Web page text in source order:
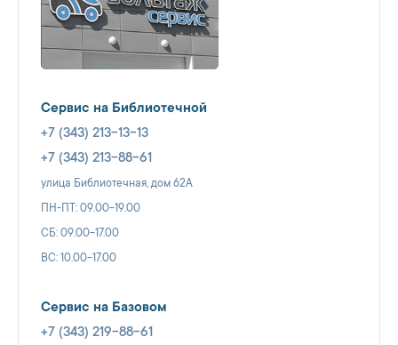
Сервис на Библиотечной
+7 (343) 213-13-13
+7 (343) 213-88-61
улица Библиотечная, дом 62А
ПН-ПТ: 09.00-19.00
СБ: 09.00-17.00
ВС: 10.00-17.00
Сервис на Базовом
+7 (343) 219-88-61